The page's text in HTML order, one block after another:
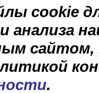
cookie
анализа
.